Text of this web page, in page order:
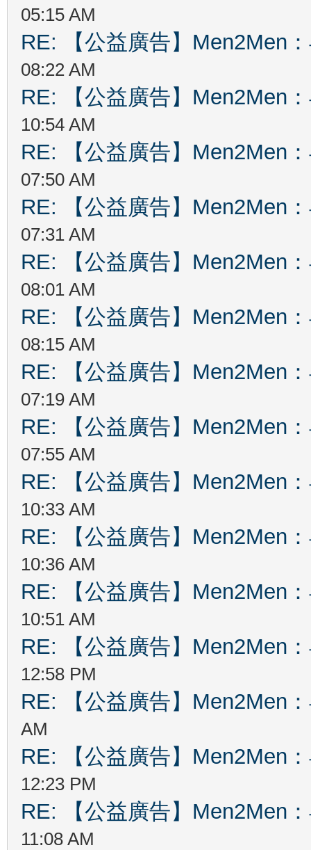
05:15 AM
RE: 【公益廣告】Men2Men
08:22 AM
RE: 【公益廣告】Men2Men
10:54 AM
RE: 【公益廣告】Men2Men
07:50 AM
RE: 【公益廣告】Men2Men
07:31 AM
RE: 【公益廣告】Men2Men
08:01 AM
RE: 【公益廣告】Men2Men
08:15 AM
RE: 【公益廣告】Men2Men
07:19 AM
RE: 【公益廣告】Men2Men
07:55 AM
RE: 【公益廣告】Men2Men
10:33 AM
RE: 【公益廣告】Men2Men
10:36 AM
RE: 【公益廣告】Men2Men
10:51 AM
RE: 【公益廣告】Men2Men
12:58 PM
RE: 【公益廣告】Men2Men
AM
RE: 【公益廣告】Men2Men
12:23 PM
RE: 【公益廣告】Men2Men
11:08 AM